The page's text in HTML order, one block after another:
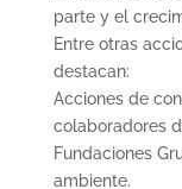
parte y el
Entre otras
destacan:
Acciones de
colaboradores
Fundaciones
ambiente.